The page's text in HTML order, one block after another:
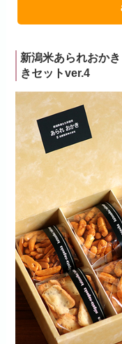
新潟米あられおか
きセットver.4